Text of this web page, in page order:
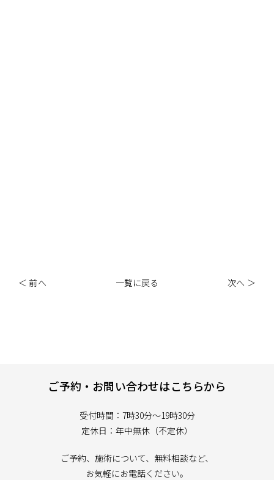
＜ 前へ 一覧に戻る 次へ ＞
ご予約・お問い合わせはこちらから
受付時間：7時30分～19時30分
定休日：年中無休（不定休）
ご予約、施術について、無料相談など、
お気軽にお電話ください。